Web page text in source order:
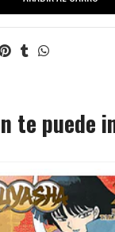
te puede